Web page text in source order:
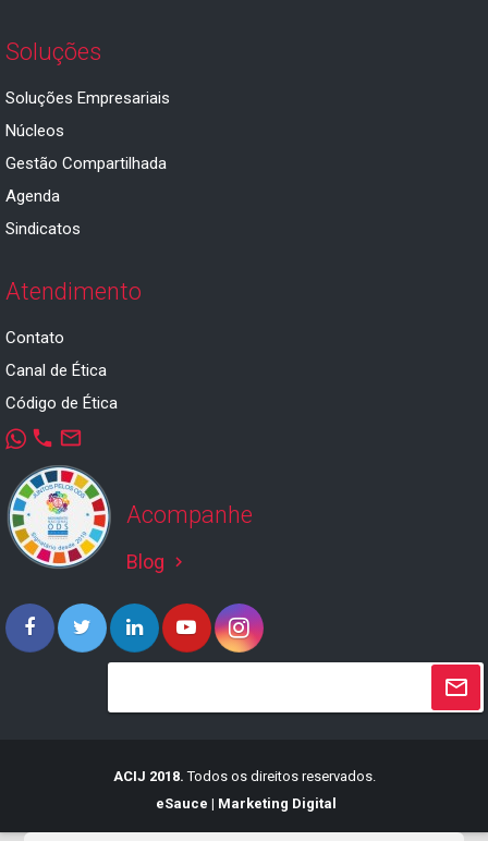
Soluções
Soluções Empresariais
Núcleos
Gestão Compartilhada
Agenda
Sindicatos
Atendimento
Contato
Canal de Ética
Código de Ética
phone mail_outline
Acompanhe
Blog keyboard_arrow_right
ACIJ 2018. Todos os direitos reservados.
eSauce | Marketing Digital